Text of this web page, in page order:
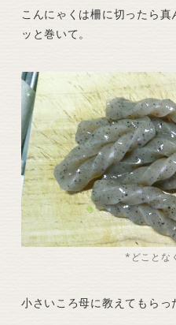
こんにゃくは柵に切ったら
ッと巻いて。
*どことな
小さいころ母に教えてもらっ